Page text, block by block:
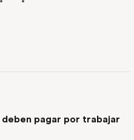
pagar por trabajar